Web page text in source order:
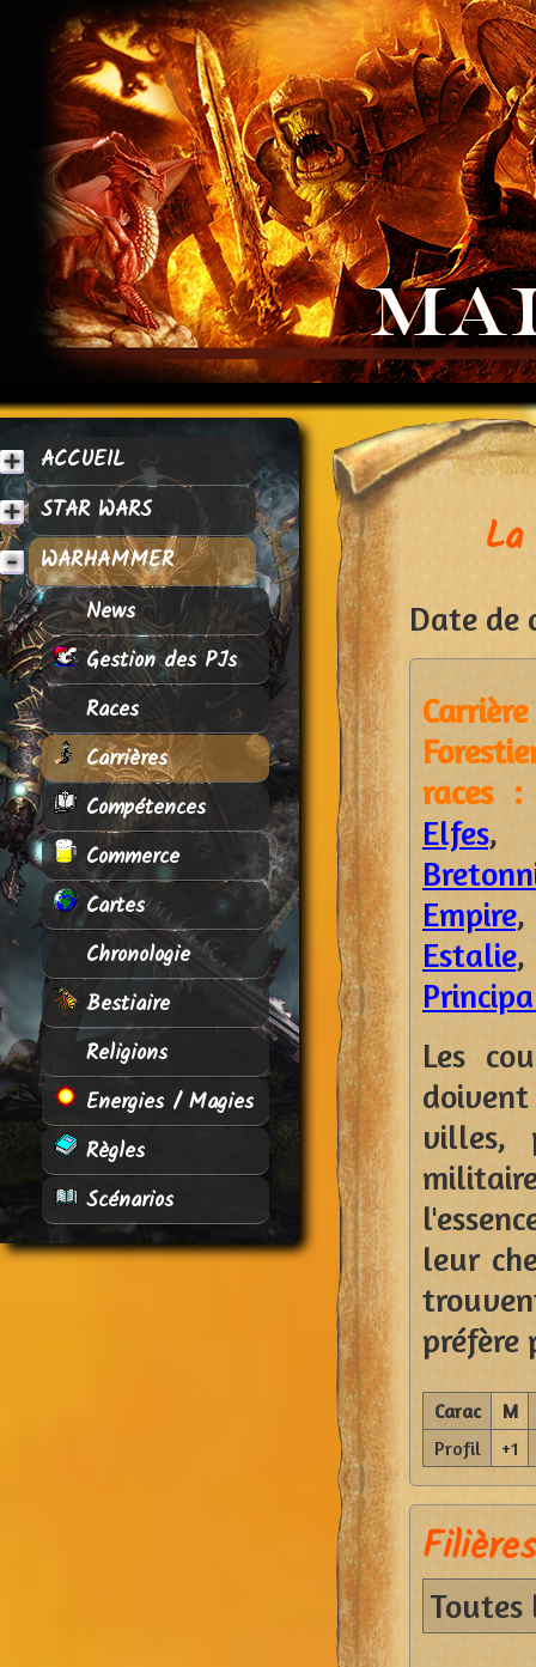
ACCUEIL
STAR WARS
WARHAMMER
News
Gestion des PJs
Races
Carrières
Compétences
Commerce
Cartes
Chronologie
Bestiaire
Religions
Energies / Magies
Règles
Scénarios
Date de
races :
Elfes
Empire
Estalie
Les
doivent
villes,
leur
préfère
Carac
M
Profil
+1
Toutes